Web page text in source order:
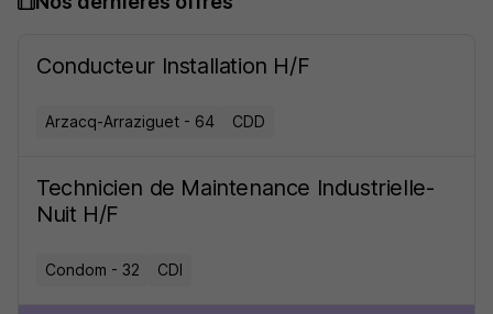
Conducteur Installation H/F
Arzacq-Arraziguet - 64 CDD
Technicien de Maintenance Industrielle-
Nuit H/F
Condom - 32 CDI